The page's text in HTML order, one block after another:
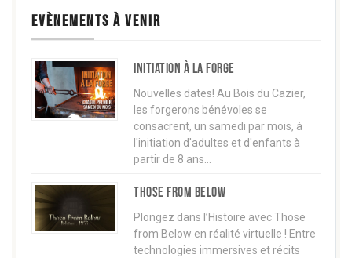
EVÈNEMENTS À VENIR
Initiation à la forge
Nouvelles dates! Au Bois du Cazier,
les forgerons bénévoles se
consacrent, un samedi par mois, à
l'initiation d'adultes et d'enfants à
partir de 8 ans…
Those from below
Plongez dans l’Histoire avec Those
from Below en réalité virtuelle ! Entre
technologies immersives et récits